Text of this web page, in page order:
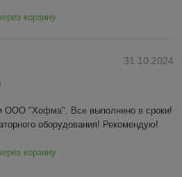
корзину
31.10.2024
ООО "Хофма". Все выполнено в сроки!
оборудования! Рекомендую!
корзину